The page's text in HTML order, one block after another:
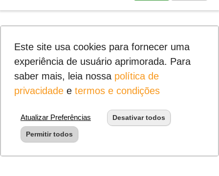
Este site usa cookies para fornecer uma
experiência de usuário aprimorada. Para
saber mais, leia nossa política de
privacidadee termos e condições
Atualizar Preferências Desativar todos
Permitir todos